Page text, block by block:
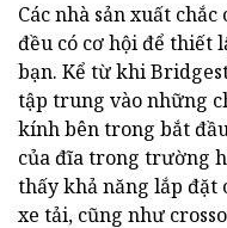
Các nhà sản xuất
đều có cơ hội để thiết
bạn. Kể từ khi
tập trung vào những
kính bên trong bắt
của đĩa trong trường
thấy khả năng lắp đặt
xe tải, cũng như